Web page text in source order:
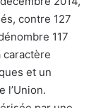
contre 127
117
caractère
et un
l’Union.